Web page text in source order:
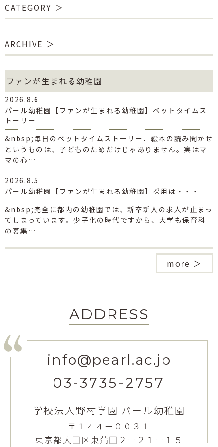
CATEGORY
ARCHIVE
ファンが生まれる幼稚園
2026.8.6
パール幼稚園【ファンが生まれる幼稚園】ベットタイムス
トーリー
&nbsp;毎日のベットタイムストーリー、絵本の読み聞かせ
というものは、子どものためだけじゃありません。実はマ
マの心…
2026.8.5
パール幼稚園【ファンが生まれる幼稚園】採用は・・・
&nbsp;完全に都内の幼稚園では、新卒新人の求人が止まっ
てしまっています。少子化の時代ですから、大学も保育科
の募集…
more ＞
ADDRESS
info@pearl.ac.jp
03-3735-2757
学校法人野村学園 パール幼稚園
〒１４４ー００３１
東京都大田区東蒲田２ー２１ー１５